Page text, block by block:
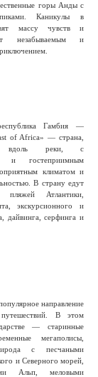
горы Анды с
Каникулы в
массу чувств и
незабываемым и
Гамбия —
of Africa» — страна,
вдоль реки, с
и гостеприимным
климатом и
В страну едут
пляжей Атлантики,
экскурсионного и
дайвинга, серфинга и
направление
В этом
— старинные
мегаполисы,
с песчаными
и Северного морей,
Альп, меловыми